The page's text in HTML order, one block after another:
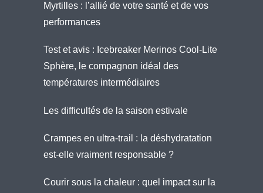
Myrtilles : l’allié de votre santé et de vos
performances
Test et avis : Icebreaker Merinos Cool-Lite
Sphère, le compagnon idéal des
températures intermédiaires
Les difficultés de la saison estivale
Crampes en ultra-trail : la déshydratation
est-elle vraiment responsable ?
Courir sous la chaleur : quel impact sur la